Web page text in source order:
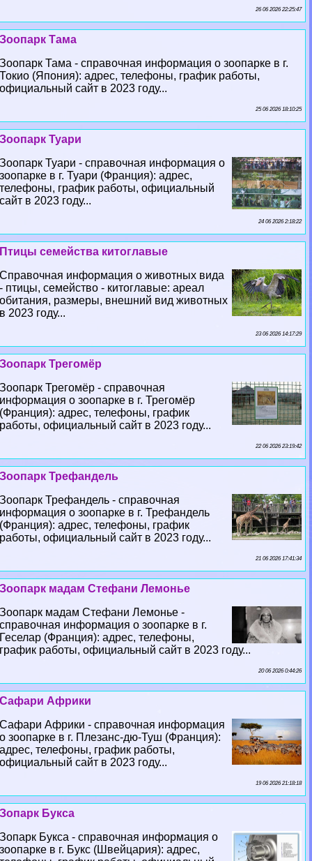
26 06 2026 22:25:47
Зоопарк Тама
Зоопарк Тама - справочная информация о зоопарке в г.
Токио (Япония): адрес, телефоны, график работы,
официальный сайт в 2023 году...
25 06 2026 18:10:25
Зоопарк Туари
Зоопарк Туари - справочная информация о
зоопарке в г. Туари (Франция): адрес,
телефоны, график работы, официальный
сайт в 2023 году...
24 06 2026 2:18:22
Птицы семейства китоглавые
Справочная информация о животных вида
- птицы, семейство - китоглавые: ареал
обитания, размеры, внешний вид животных
в 2023 году...
23 06 2026 14:17:29
Зоопарк Трегомёр
Зоопарк Трегомёр - справочная
информация о зоопарке в г. Трегомёр
(Франция): адрес, телефоны, график
работы, официальный сайт в 2023 году...
22 06 2026 23:19:42
Зоопарк Трефандель
Зоопарк Трефандель - справочная
информация о зоопарке в г. Трефандель
(Франция): адрес, телефоны, график
работы, официальный сайт в 2023 году...
21 06 2026 17:41:34
Зоопарк мадам Стефани Лемонье
Зоопарк мадам Стефани Лемонье -
справочная информация о зоопарке в г.
Геселар (Франция): адрес, телефоны,
график работы, официальный сайт в 2023 году...
20 06 2026 0:44:26
Сафари Африки
Сафари Африки - справочная информация
о зоопарке в г. Плезанс-дю-Туш (Франция):
адрес, телефоны, график работы,
официальный сайт в 2023 году...
19 06 2026 21:18:18
Зопарк Букса
Зопарк Букса - справочная информация о
зоопарке в г. Букс (Швейцария): адрес,